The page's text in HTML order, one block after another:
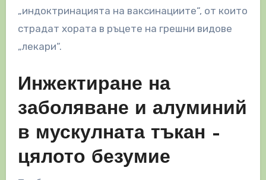
„индоктринацията на ваксинациите“, от които
страдат хората в ръцете на грешни видове
„лекари“.
Инжектиране на
заболяване и алуминий
в мускулната тъкан –
цялото безумие